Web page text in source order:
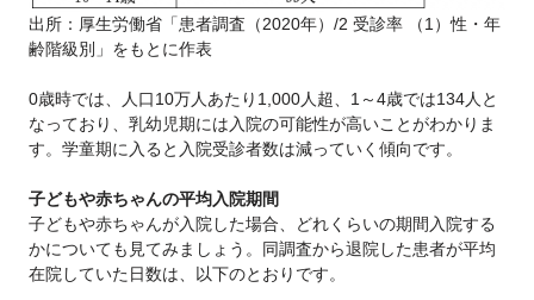
出所：厚生労働省「患者調査（2020年）/2 受診率 （1）性・年
齢階級別」をもとに作表
0歳時では、人口10万人あたり1,000人超、1～4歳では134人と
なっており、乳幼児期には入院の可能性が高いことがわかりま
す。学童期に入ると入院受診者数は減っていく傾向です。
子どもや赤ちゃんの平均入院期間
子どもや赤ちゃんが入院した場合、どれくらいの期間入院する
かについても見てみましょう。同調査から退院した患者が平均
在院していた日数は、以下のとおりです。